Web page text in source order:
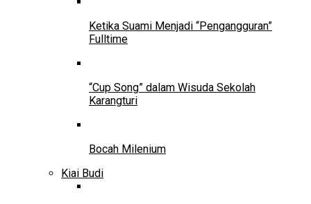
Ketika Suami Menjadi “Pengangguran”
Fulltime
“Cup Song” dalam Wisuda Sekolah
Karangturi
Bocah Milenium
Kiai Budi